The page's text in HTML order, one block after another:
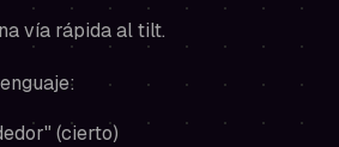
vía rápida al tilt.
(cierto)